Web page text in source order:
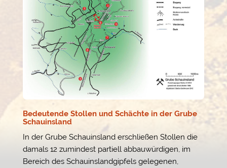
Bedeutende Stollen und Schächte in der Grube
Schauinsland
In der Grube Schauinsland erschließen Stollen die
damals 12 zumindest partiell abbauwürdigen, im
Bereich des Schauinslandgipfels gelegenen,